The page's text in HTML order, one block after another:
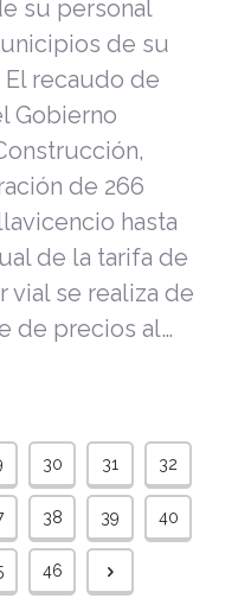
su personal
de su
recaudo de
Gobierno
de 266
hasta
de la tarifa de
vial se realiza de
de precios al…
30 31 32
38 39 40
46